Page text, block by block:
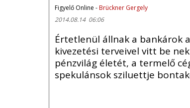
Figyelő Online -Brückner Gergely
2014.08.14 06:06
Értetlenül állnak a bankárok
kivezetési terveivel vitt be
pénzvilág életét, a termelő
spekulánsok sziluettje